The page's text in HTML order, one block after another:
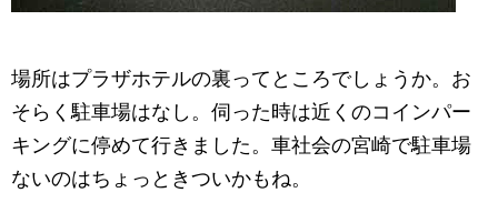
場所はプラザホテルの裏ってところでしょうか。お
そらく駐車場はなし。伺った時は近くのコインパー
キングに停めて行きました。車社会の宮崎で駐車場
ないのはちょっときついかもね。